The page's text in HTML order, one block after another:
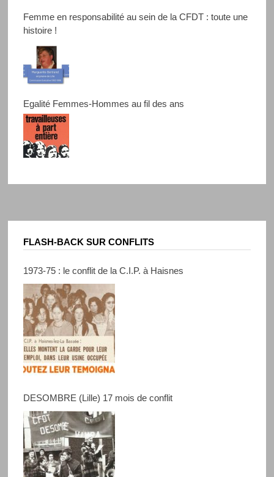
Femme en responsabilité au sein de la CFDT : toute une
histoire !
Egalité Femmes-Hommes au fil des ans
FLASH-BACK SUR CONFLITS
1973-75 : le conflit de la C.I.P. à Haisnes
DESOMBRE (Lille) 17 mois de conflit